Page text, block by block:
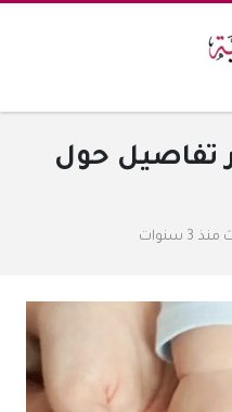
تفاصيل حول
منذ 3 سنوات